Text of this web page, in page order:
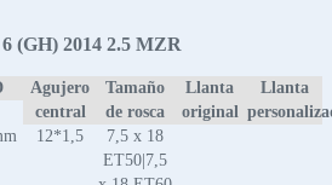
(GH) 2014 2.5 MZR
Agujero
central
Tamaño
de rosca
Llanta
original
Llanta
12*1,5
7,5 x 18
ET50|7,5